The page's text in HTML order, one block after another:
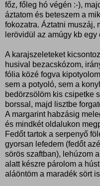
főz, főleg hó végén :-),
áztatom és beteszem a
fokozatra. Áztatni muszáj,
lerövidül az amúgy kb egy
A karajszeleteket
husival bezacskózom,
fólia közé fogva
sem a potyoló, sem a
bedörzsölöm kis csipetke
borssal, majd lisztbe
A margarint habzásig
és mindkét oldalukon
Fedőt tartok a serpenyő
gyorsan lefedem (fedőt
sörös szaftban), lehúzom
alatt készre párolom a
aláöntöm a maradék sört